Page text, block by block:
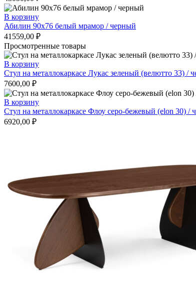
В корзину
Абилин 90х76 белый мрамор / черный
41559,00 ₽
Просмотренные товары
В корзину
Стул на металлокаркасе Лукас зеленый (велютто 33) /
7600,00 ₽
В корзину
Стул на металлокаркасе Флоу серо-бежевый (elon 30) /
6920,00 ₽